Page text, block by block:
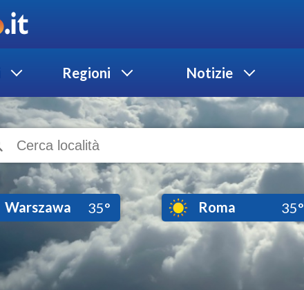
Regioni Notizie
Warszawa 35° Roma 35°